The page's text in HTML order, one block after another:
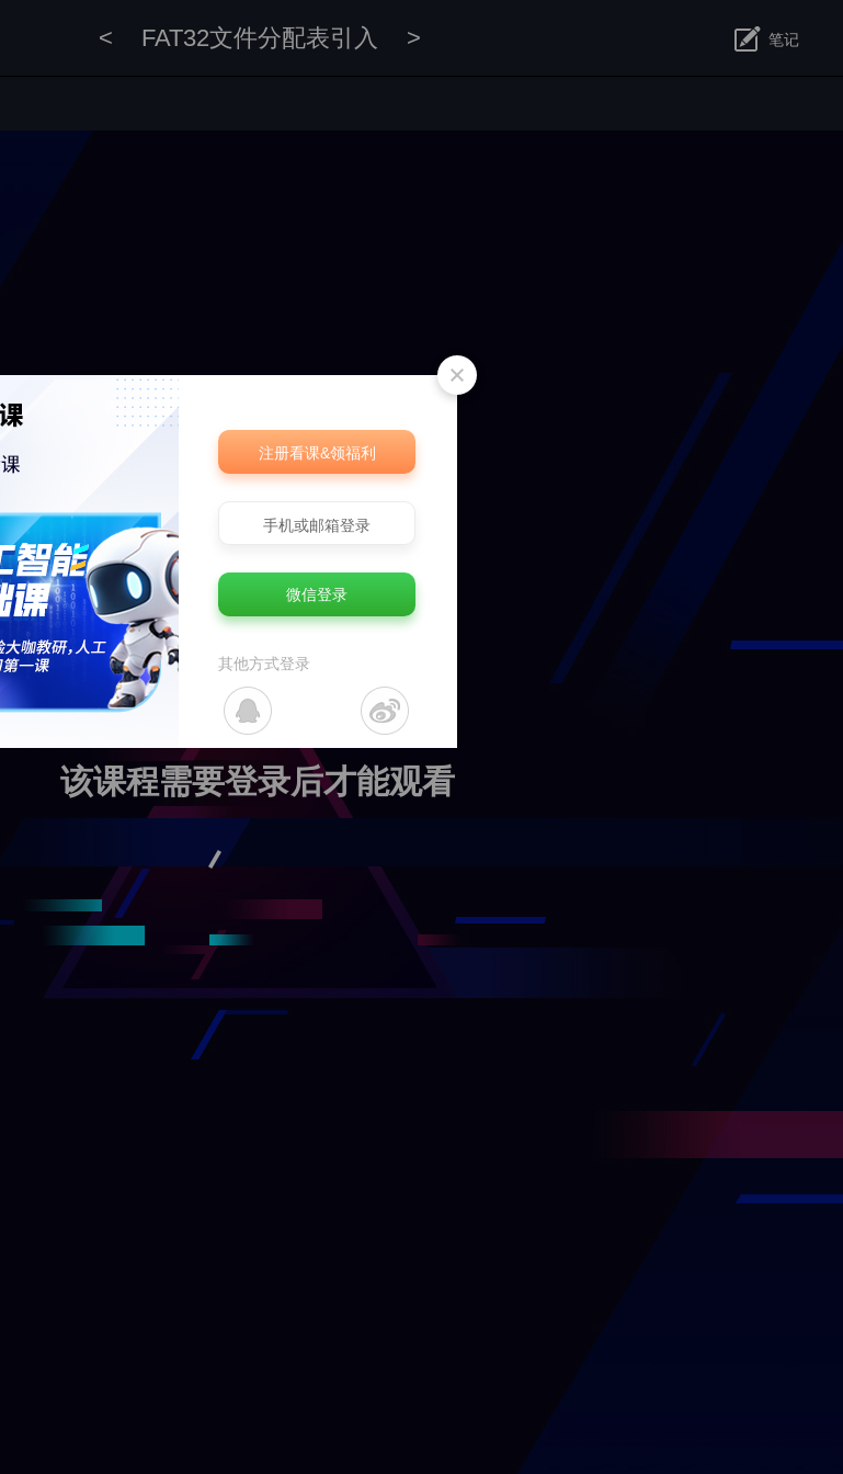
< FAT32文件分配表引入 > 笔记
该课程需要登录后才能观看
注册看课&领福利
手机或邮箱登录
微信登录
其他方式登录